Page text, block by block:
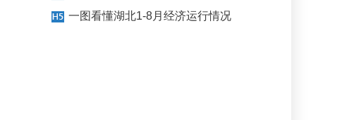
一图看懂湖北1-8月经济运行情况